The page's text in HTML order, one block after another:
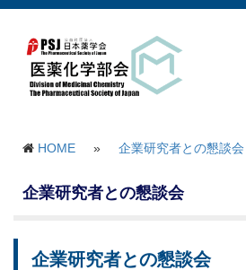
HOME » 企業研究者との懇談会
企業研究者との懇談会
企業研究者との懇談会